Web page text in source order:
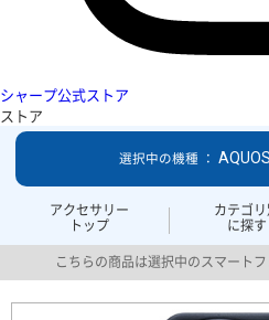
シャープ公式ストア
ストア
アクセサリー
トップ
カテゴリ
に探す
選択中の機種 ：
こちらの商品は選択中のスマート